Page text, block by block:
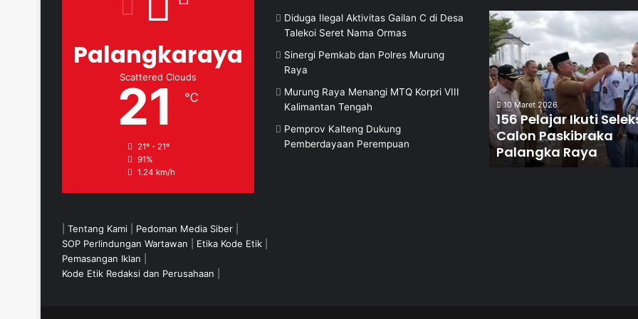
Palangkaraya
Scattered Clouds
21 ℃
21º - 21º
91%
1.24 km/h
Diduga Ilegal Aktivitas Gailan C di Desa
Talekoi Seret Nama Ormas
Sinergi Pemkab dan Polres Murung
Raya
Murung Raya Menangi MTQ Korpri VIII
Kalimantan Tengah
Pemprov Kalteng Dukung
Pemberdayaan Perempuan
10 Maret 2026
156 Pelajar Ikuti
Calon Paskibraka
Palangka Raya
Tentang Kami Pedoman Media Siber
SOP Perlindungan Wartawan
Etika Kode Etik
Pemasangan Iklan
Kode Etik Redaksi dan Perusahaan